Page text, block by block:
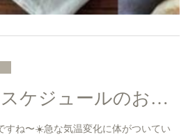
6月レッスンスケジュールのお知らせ☆
すね〜☀️急な気温変化に体がついてい